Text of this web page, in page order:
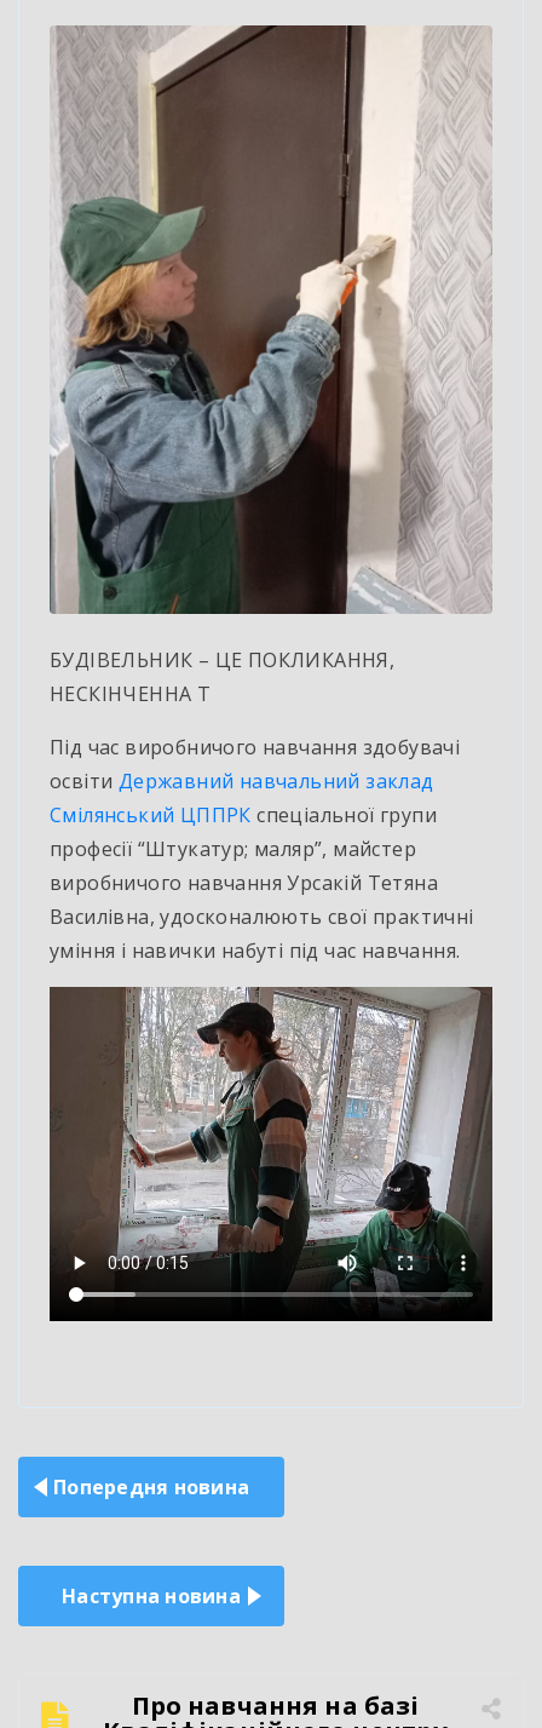
БУДІВЕЛЬНИК – ЦЕ ПОКЛИКАННЯ,
НЕСКІНЧЕННА Т
Під час виробничого навчання здобувачі
освіти Державний навчальний заклад
Смілянський ЦППРК спеціальної групи
професії “Штукатур; маляр”, майстер
виробничого навчання Урсакій Тетяна
Василівна, удосконалюють свої практичні
уміння і навички набуті під час навчання.
Навігація
записів
Попередня новина
Наступна новина
Про навчання на базі